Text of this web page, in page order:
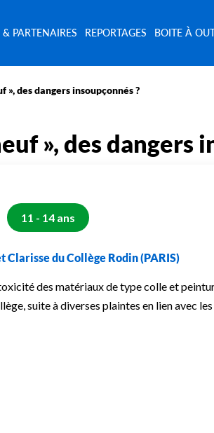
PARTENAIRES REPORTAGES BOITE À
», des dangers insoupçonnés ?
», des dangers
11 - 14 ans
Clarisse du Collège Rodin (PARIS)
des matériaux de type colle et
suite à diverses plaintes en lien avec les